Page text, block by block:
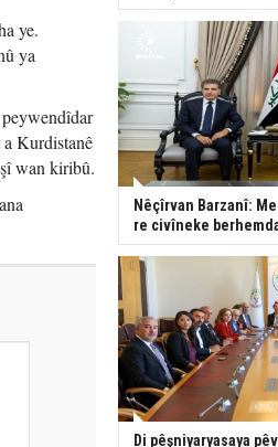
ye.
ya
Kurdistanê
wan kiribû.
Nêçîrvan Barzanî:
re civîneke
Di pêşniyaryasaya